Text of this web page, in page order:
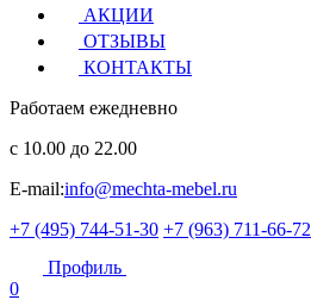
АКЦИИ
ОТЗЫВЫ
КОНТАКТЫ
Работаем ежедневно
с 10.00 до 22.00
E-mail:info@mechta-mebel.ru
+7 (495) 744-51-30 +7 (963) 711-66-72
Профиль
0